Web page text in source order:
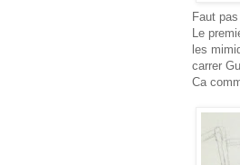
Faut
Le
les
carrer
Ca